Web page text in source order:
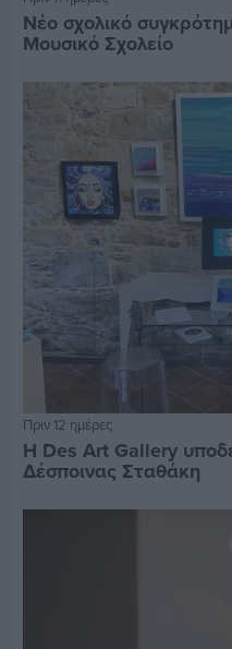
Νέο σχολικό
Μουσικό Σχολείο
Πριν 12 ημέρες
Η Des Art Gallery
Δέσποινας Σταθάκη